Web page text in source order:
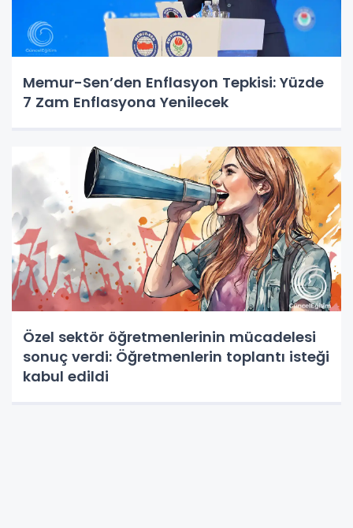
Memur-Sen’den Enflasyon Tepkisi: Yüzde
7 Zam Enflasyona Yenilecek
Özel sektör öğretmenlerinin mücadelesi
sonuç verdi: Öğretmenlerin toplantı isteği
kabul edildi